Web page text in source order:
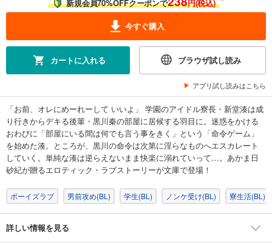
新規会員70%OFFクーポンで
円(税込)
今すぐ購入
カートに入れる ブラウザ試し読み
アプリ試し読みはこちら
「お前、オレにめーれーして いいよ」 学園のアイドル寮長・新堂湊は成
り行きからデキる後輩・黒川秦の部屋に居候する羽目に。迷惑をかける
おわびに「部屋にいる間は何でも言う事をきく」という「命令ゲーム」
を始めた湊。ところが、黒川の命令は次第に淫らなものへエスカレート
していく。単純な湊は逆らえないまま快楽に溺れていって…。あかま日
砂紀が贈るエロティック・ラブストーリーが文庫で登場！
ボーイズラブ 男前攻め(BL) 学生(BL) ノンケ受け(BL) 寮生活(BL)
詳しい情報を見る